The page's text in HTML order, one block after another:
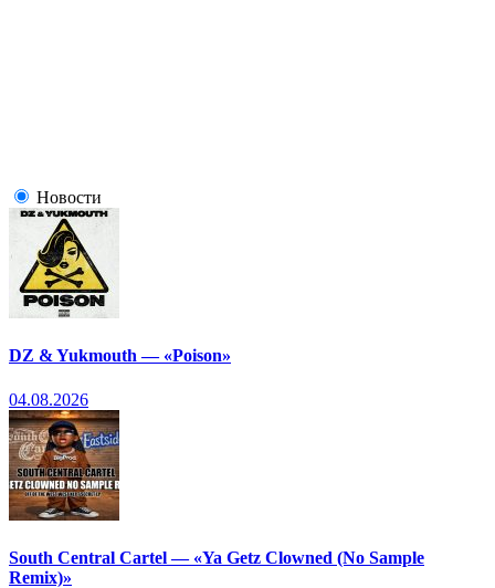
Новости
DZ & Yukmouth — «Poison»
04.08.2026
South Central Cartel — «Ya Getz Clowned (No Sample
Remix)»